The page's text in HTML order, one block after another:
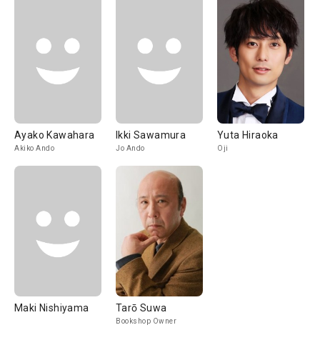
Ayako Kawahara
Akiko Ando
Ikki Sawamura
Jo Ando
Yuta Hiraoka
Oji
Maki Nishiyama Tarō Suwa
Bookshop Owner